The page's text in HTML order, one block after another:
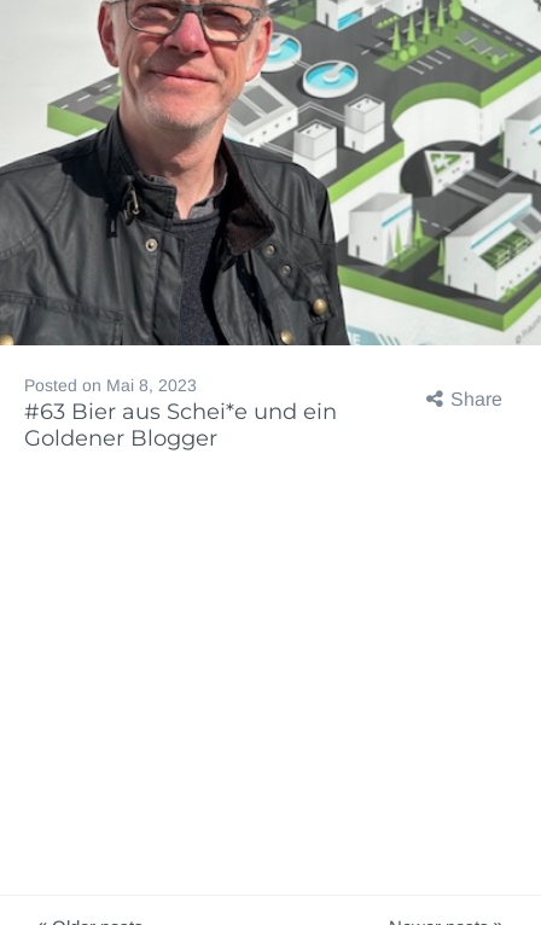
Share
Posted on Mai 8, 2023
#63 Bier aus Schei*e und ein
Goldener Blogger